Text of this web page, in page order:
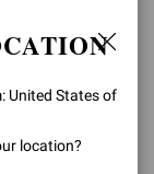
eine große
überzogen ist.
United States of
location?